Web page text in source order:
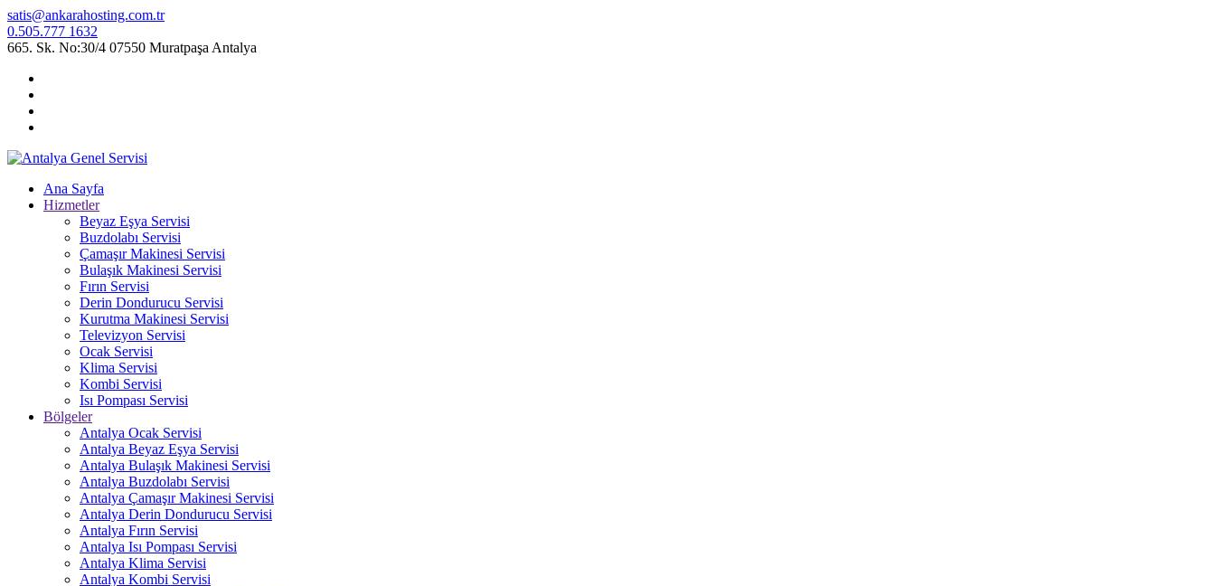
satis@ankarahosting.com.tr
0.505.777 1632
665. Sk. No:30/4 07550 Muratpaşa Antalya
Ana Sayfa
Hizmetler
Beyaz Eşya Servisi
Buzdolabı Servisi
Çamaşır Makinesi Servisi
Bulaşık Makinesi Servisi
Fırın Servisi
Derin Dondurucu Servisi
Kurutma Makinesi Servisi
Televizyon Servisi
Ocak Servisi
Klima Servisi
Kombi Servisi
Isı Pompası Servisi
Bölgeler
Antalya Ocak Servisi
Antalya Beyaz Eşya Servisi
Antalya Bulaşık Makinesi Servisi
Antalya Buzdolabı Servisi
Antalya Çamaşır Makinesi Servisi
Antalya Derin Dondurucu Servisi
Antalya Fırın Servisi
Antalya Isı Pompası Servisi
Antalya Klima Servisi
Antalya Kombi Servisi